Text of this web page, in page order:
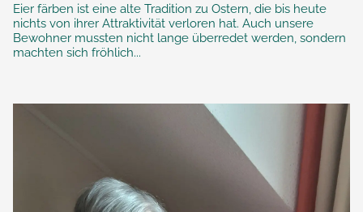
Eier färben ist eine alte Tradition zu Ostern, die bis heute
nichts von ihrer Attraktivität verloren hat. Auch unsere
Bewohner mussten nicht lange überredet werden, sondern
machten sich fröhlich...